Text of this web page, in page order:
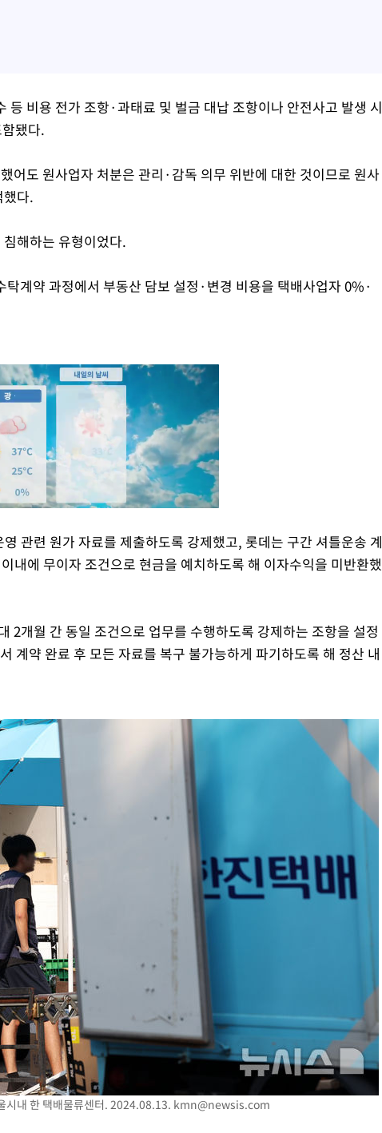
등 비용 전가 조항·과태료 및 벌금 대납 조항이나 안전사고 발생 시
됐다.
어도 원사업자 처분은 관리·감독 의무 위반에 대한 것이므로 원사
했다.
해하는 유형이었다.
계약 과정에서 부동산 담보 설정·변경 비용을 택배사업자 0%·
Mute
관련 원가 자료를 제출하도록 강제했고, 롯데는 구간 셔틀운송 계
내에 무이자 조건으로 현금을 예치하도록 해 이자수익을 미반환했
2개월 간 동일 조건으로 업무를 수행하도록 강제하는 조항을 설정
계약 완료 후 모든 자료를 복구 불가능하게 파기하도록 해 정산 내
시내 한 택배물류센터. 2024.08.13. kmn@newsis.com